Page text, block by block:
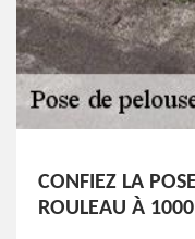
CONFIEZ LA
ROULEAU À